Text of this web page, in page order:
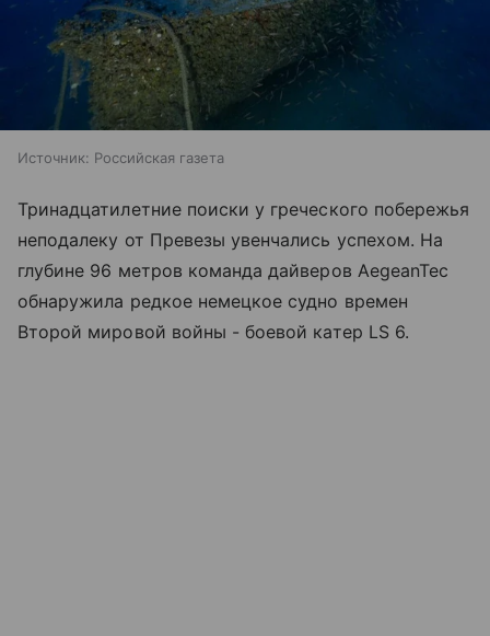
Источник: Российская газета
Тринадцатилетние поиски у греческого побережья
неподалеку от Превезы увенчались успехом. На
глубине 96 метров команда дайверов AegeanTec
обнаружила редкое немецкое судно времен
Второй мировой войны - боевой катер LS 6.